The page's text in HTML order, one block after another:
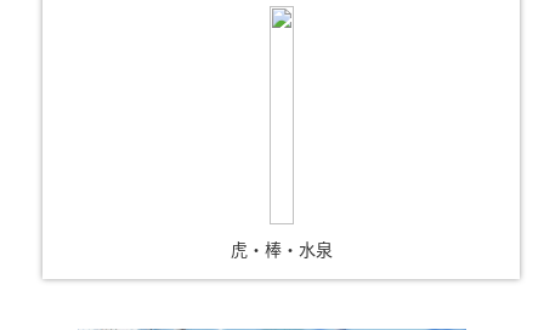
虎‧棒‧水泉